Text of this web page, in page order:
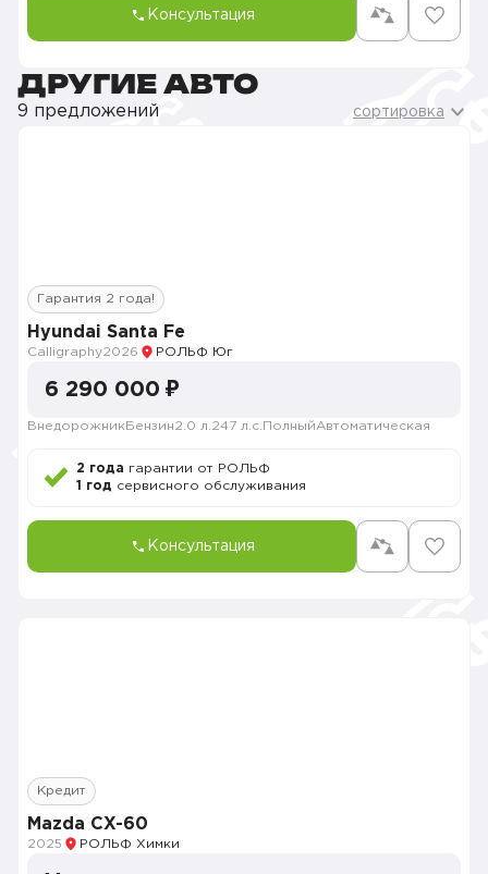
Консультация
ДРУГИЕ АВТО
9 предложений сортировка
Гарантия 2 года!
Hyundai Santa Fe
Calligraphy2026 РОЛЬФ Юг
6 290 000 ₽
Внедорожник Бензин2.0 л. 247 л.с. ПолныйАвтоматическая
2 года гарантии от РОЛЬФ
1 год сервисного обслуживания
Консультация
Кредит
Mazda CX-60
2025 РОЛЬФ Химки